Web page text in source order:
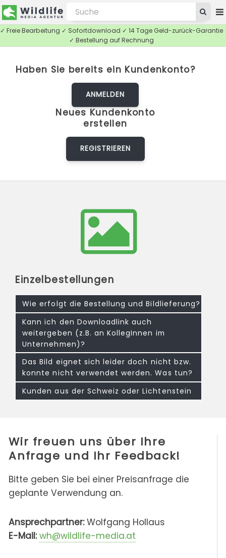
✓ Freie Bearbeitung ✓ Sofortdownload ✓ 14 Tage Geld-zurück-Garantie
✓ Bestellung auf Rechnung
Haben Sie bereits ein Kundenkonto?
ANMELDEN
Neues Kundenkonto
erstellen
REGISTRIEREN
Einzelbestellungen
Wie erfolgt die Bestellung und Bildlieferung?
Kann ich den Downloadlink auch
weitergeben (z.B. an KollegInnen im
Unternehmen)?
Das Bild eignet sich leider doch nicht bzw.
konnte nicht verwendet werden. Was tun?
Kunden aus der Schweiz oder Lichtenstein
Wir freuen uns über Ihre
Anfrage und Ihr Feedback!
Bitte geben Sie bei einer Preisanfrage die
geplante Verwendung an.
Ansprechpartner:Wolfgang Hollaus
E-Mail: wh@wildlife-media.at